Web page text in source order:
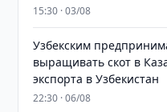
15:30 · 03/08
Узбекским
выращивать скот в
экспорта в Узбекистан
22:30 · 06/08